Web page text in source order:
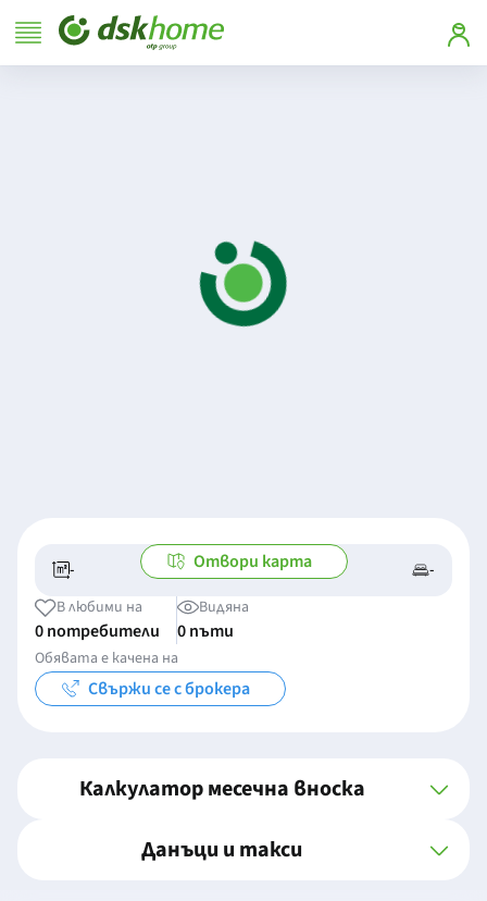
- -/- -
Отвори карта
В любими на
0 потребители
Видяна
0 пъти
Обявата е качена на
Свържи се с брокера
Калкулатор месечна вноска
Данъци и такси